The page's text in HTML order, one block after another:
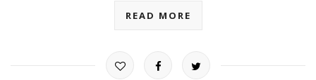
READ MORE